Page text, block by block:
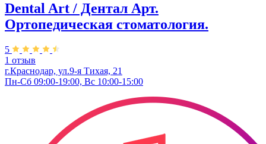
Dental Art / Дентал Арт.
Ортопедическая стоматология.
5
1 отзыв
г.Краснодар, ул.9-я Тихая, 21
Пн-Сб 09:00-19:00, Вс 10:00-15:00